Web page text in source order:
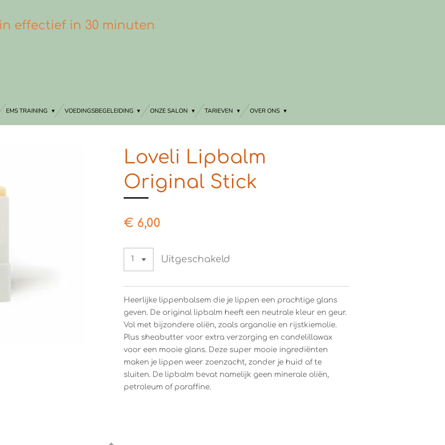
effectief in 30 minuten
EMS TRAINING VOEDINGSBEGELEIDING ONZE SALON TARIEVEN OVER ONS
Loveli Lipbalm
Original Stick
€ 6,00
Uitgeschakeld
Heerlijke lippenbalsem die je lippen een prachtige glans
geven. De original lipbalm heeft een neutrale kleur en geur.
Vol met bijzondere oliën, zoals arganolie en rijstkiemolie.
Plus sheabutter voor extra verzorging en candelillawax
voor een mooie glans. Deze super mooie ingrediënten
maken je lippen weer zoenzacht, zonder je huid af te
sluiten. De lipbalm bevat namelijk geen minerale oliën,
petroleum of paraffine.